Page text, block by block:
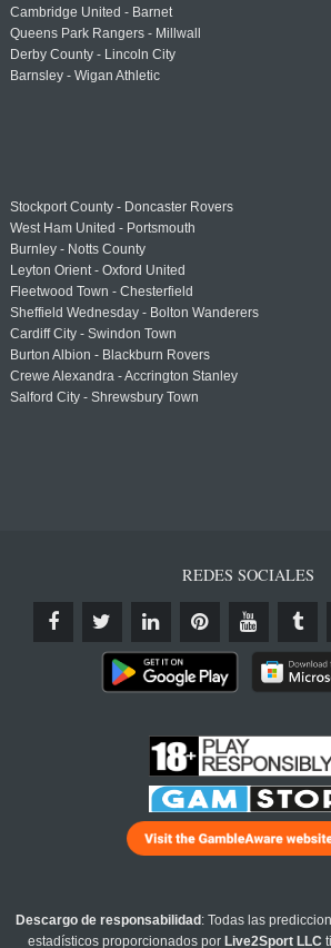
Cambridge United - Barnet
Queens Park Rangers - Millwall
Derby County - Lincoln City
Barnsley - Wigan Athletic
Stockport County - Doncaster Rovers
West Ham United - Portsmouth
Burnley - Notts County
Leyton Orient - Oxford United
Fleetwood Town - Chesterfield
Sheffield Wednesday - Bolton Wanderers
Cardiff City - Swindon Town
Burton Albion - Blackburn Rovers
Crewe Alexandra - Accrington Stanley
Salford City - Shrewsbury Town
REDES SOCIALES
Descargo de responsabilidad : Todas las
estadísticos proporcionados por Live2Sport LLC